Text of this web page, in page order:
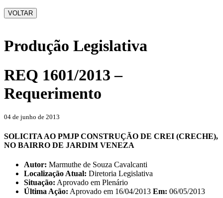
VOLTAR
Produção Legislativa
REQ 1601/2013 –
Requerimento
04 de junho de 2013
SOLICITA AO PMJP CONSTRUÇÃO DE CREI (CRECHE),
NO BAIRRO DE JARDIM VENEZA
Autor: Marmuthe de Souza Cavalcanti
Localização Atual: Diretoria Legislativa
Situação: Aprovado em Plenário
Última Ação: Aprovado em 16/04/2013 Em: 06/05/2013